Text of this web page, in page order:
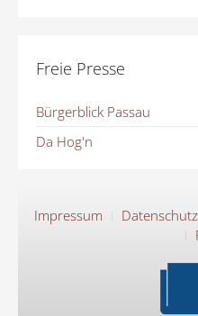
Freie Presse
Bürgerblick Passau
Da Hog'n
Impressum